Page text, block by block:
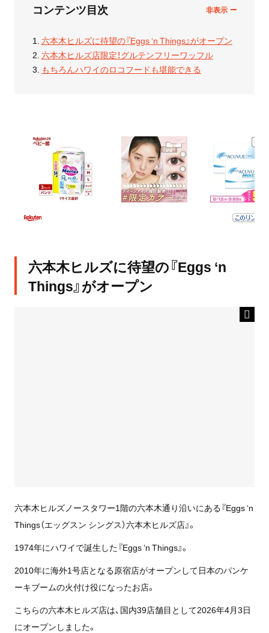
コンテンツ目次
六本木ヒルズに待望の『Eggs ‘n Things』がオープン
六本木ヒルズ店限定！グルテンフリーワッフル
もちろんハワイのロコフードも堪能できる
六本木ヒルズに待望の『Eggs ‘n
Things』がオープン
六本木ヒルズノースタワー1階の六本木通り沿いにある『Eggs ‘n
Things（エッグスン シングス）六本木ヒルズ店』。
1974年にハワイで誕生した『Eggs ‘n Things』。
2010年に海外1号店となる原宿店がオープンして日本のパンケ
ーキブームの火付け役になったお店。
こちらの六本木ヒルズ店は、国内39店舗目として2026年4月3日
にオープンしました。